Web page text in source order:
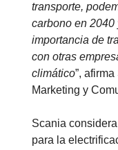
transporte,
carbono en 2040
importancia de
con otras
climático”,
Marketing y
Scania
para la